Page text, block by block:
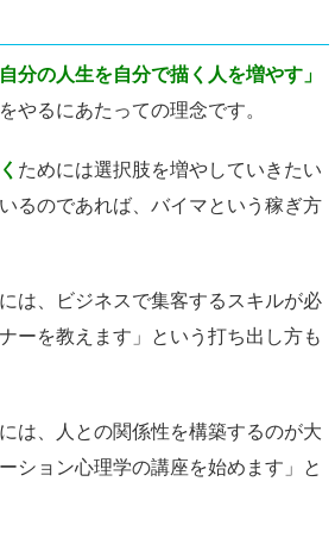
自分の人生を自分で描く人を増やす」
やるにあたっての理念です。
ためには選択肢を増やしていきたい
るのであれば、バイマという稼ぎ方
は、ビジネスで集客するスキルが必
ーを教えます」という打ち出し方も
は、人との関係性を構築するのが大
ション心理学の講座を始めます」と